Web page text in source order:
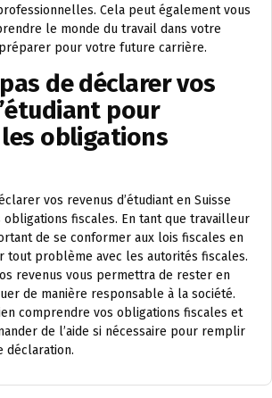
Cela peut également vous
le monde du travail dans votre
pour votre future carrière.
de déclarer vos
pour
obligations
vos revenus d’étudiant en Suisse
fiscales. En tant que travailleur
de se conformer aux lois fiscales en
tout problème avec les autorités fiscales.
revenus vous permettra de rester en
de manière responsable à la société.
comprendre vos obligations fiscales et
de l’aide si nécessaire pour remplir
déclaration.